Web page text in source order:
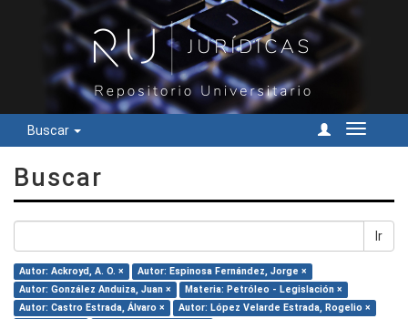
Buscar
Cambiar
Buscar
Ir
Autor: Ackroyd, A. O. ×
Autor: Espinosa Fernández, Jorge ×
Autor: González Anduiza, Juan ×
Materia: Petróleo - Legislación ×
Autor: Castro Estrada, Álvaro ×
Autor: López Velarde Estrada, Rogelio ×